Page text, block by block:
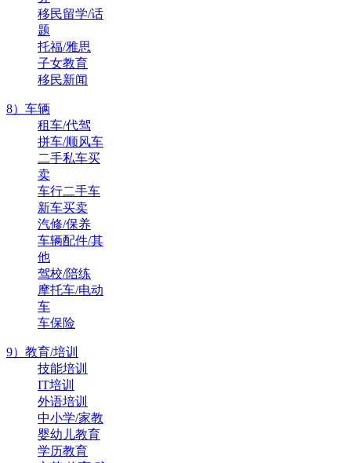
移民留学/话
题
托福/雅思
子女教育
移民新闻
8）车辆
租车/代驾
拼车/顺风车
二手私车买
卖
车行二手车
新车买卖
汽修/保养
车辆配件/其
他
驾校/陪练
摩托车/电动
车
车保险
9）教育/培训
技能培训
IT培训
外语培训
中小学/家教
婴幼儿教育
学历教育